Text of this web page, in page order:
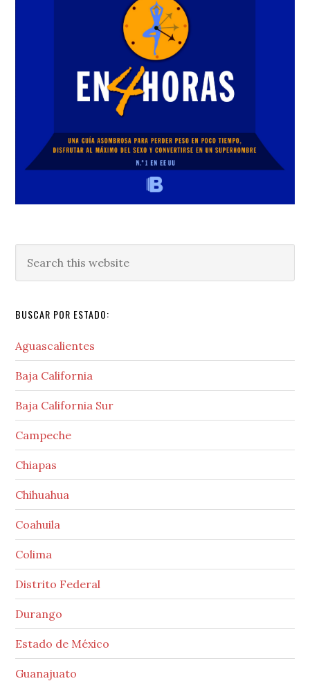
this
BUSCAR POR ESTADO:
Aguascalientes
Baja California
Baja California Sur
Campeche
Chiapas
Chihuahua
Coahuila
Colima
Distrito Federal
Durango
Estado de México
Guanajuato